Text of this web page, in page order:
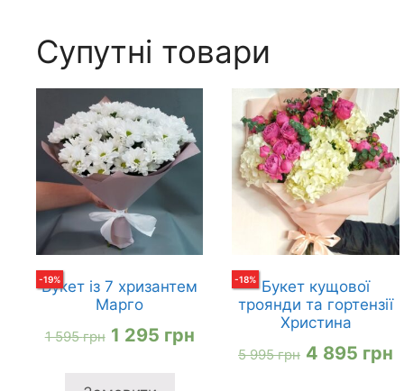
Супутні товари
-19%
Букет із 7 хризантем
Марго
1 595грн Оригінальна
1 295 грнПоточна
-18% Букет кущової
троянди та гортензії
Христина
5 995грн Оригінальна
4 895 грн